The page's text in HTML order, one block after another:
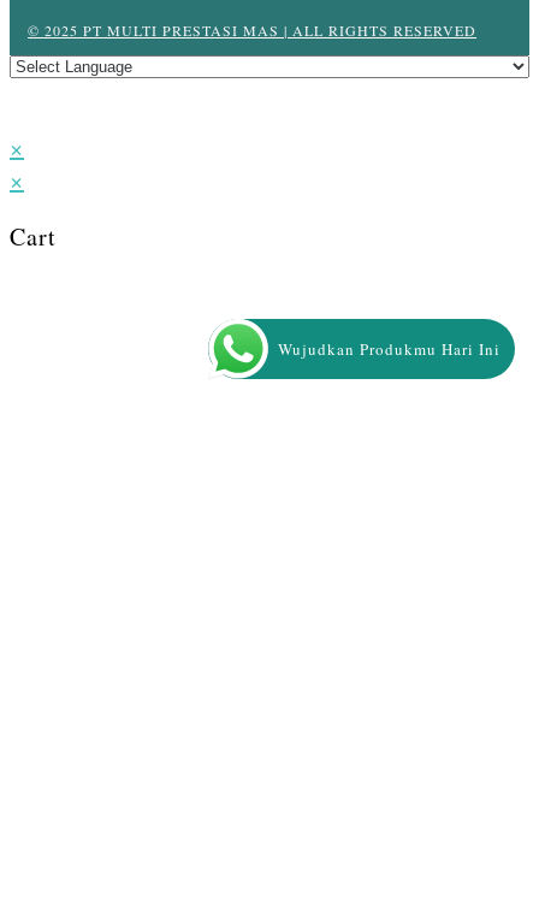
© 2025 PT MULTI PRESTASI MAS | ALL RIGHTS RESERVED
×
×
Cart
Wujudkan Produkmu Hari Ini